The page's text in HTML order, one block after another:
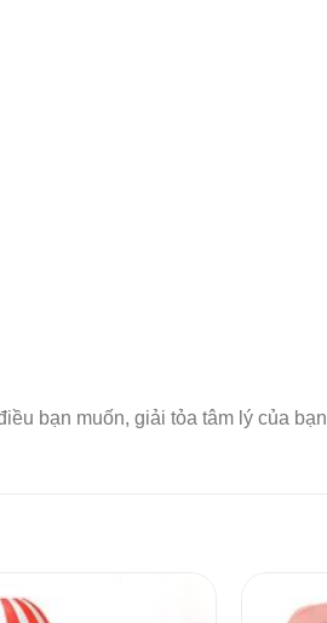
bạn muốn, giải tỏa tâm lý của bạn